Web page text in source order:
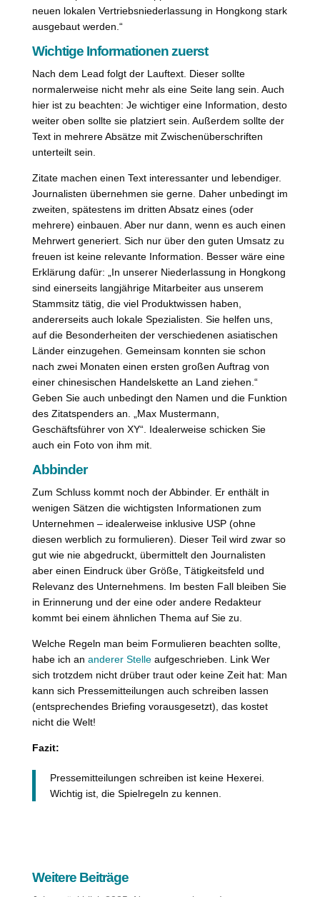
neuen lokalen Vertriebsniederlassung in Hongkong stark
ausgebaut werden.“
Wichtige Informationen zuerst
Nach dem Lead folgt der Lauftext. Dieser sollte
normalerweise nicht mehr als eine Seite lang sein. Auch
hier ist zu beachten: Je wichtiger eine Information, desto
weiter oben sollte sie platziert sein. Außerdem sollte der
Text in mehrere Absätze mit Zwischenüberschriften
unterteilt sein.
Zitate machen einen Text interessanter und lebendiger.
Journalisten übernehmen sie gerne. Daher unbedingt im
zweiten, spätestens im dritten Absatz eines (oder
mehrere) einbauen. Aber nur dann, wenn es auch einen
Mehrwert generiert. Sich nur über den guten Umsatz zu
freuen ist keine relevante Information. Besser wäre eine
Erklärung dafür: „In unserer Niederlassung in Hongkong
sind einerseits langjährige Mitarbeiter aus unserem
Stammsitz tätig, die viel Produktwissen haben,
andererseits auch lokale Spezialisten. Sie helfen uns,
auf die Besonderheiten der verschiedenen asiatischen
Länder einzugehen. Gemeinsam konnten sie schon
nach zwei Monaten einen ersten großen Auftrag von
einer chinesischen Handelskette an Land ziehen.“
Geben Sie auch unbedingt den Namen und die Funktion
des Zitatspenders an. „Max Mustermann,
Geschäftsführer von XY“. Idealerweise schicken Sie
auch ein Foto von ihm mit.
Abbinder
Zum Schluss kommt noch der Abbinder. Er enthält in
wenigen Sätzen die wichtigsten Informationen zum
Unternehmen – idealerweise inklusive USP (ohne
diesen werblich zu formulieren). Dieser Teil wird zwar so
gut wie nie abgedruckt, übermittelt den Journalisten
aber einen Eindruck über Größe, Tätigkeitsfeld und
Relevanz des Unternehmens. Im besten Fall bleiben Sie
in Erinnerung und der eine oder andere Redakteur
kommt bei einem ähnlichen Thema auf Sie zu.
Welche Regeln man beim Formulieren beachten sollte,
habe ich an anderer Stelleaufgeschrieben. Link Wer
sich trotzdem nicht drüber traut oder keine Zeit hat: Man
kann sich Pressemitteilungen auch schreiben lassen
(entsprechendes Briefing vorausgesetzt), das kostet
nicht die Welt!
Fazit:
Pressemitteilungen schreiben ist keine Hexerei.
Wichtig ist, die Spielregeln zu kennen.
Weitere Beiträge